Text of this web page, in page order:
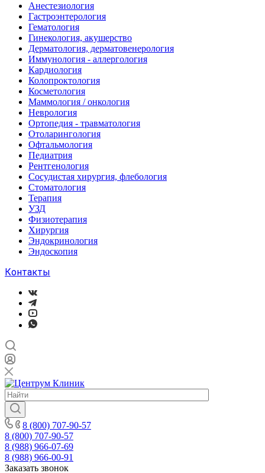
Анестезиология
Гастроэнтерология
Гематология
Гинекология, акушерство
Дерматология, дерматовенерология
Иммунология - аллергология
Кардиология
Колопроктология
Косметология
Маммология / онкология
Неврология
Ортопедия - травматология
Отоларингология
Офтальмология
Педиатрия
Рентгенология
Сосудистая хирургия, флебология
Стоматология
Терапия
УЗД
Физиотерапия
Хирургия
Эндокринология
Эндоскопия
Контакты
8 (800) 707-90-57
8 (800) 707-90-57
8 (988) 966-07-69
8 (988) 966-00-91
Заказать звонок